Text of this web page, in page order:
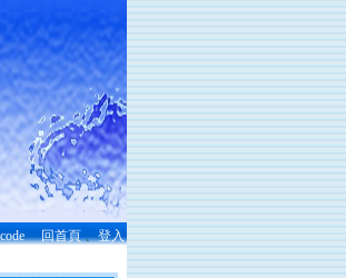
人身安全，一切安好!!
回首頁、登入